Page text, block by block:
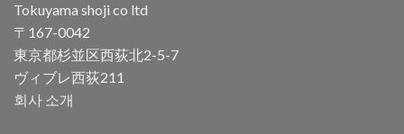
Tokuyama shoji co ltd
〒167-0042
東京都杉並区西荻北2-5-7
ヴィブレ西荻211
회사 소개